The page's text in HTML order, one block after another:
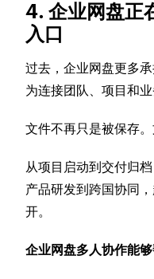
4. 企业网盘正
入口
过去，企业网盘更多
为连接团队、项目和业
文件不再只是被保存。
从项目启动到交付归
产品研发到跨国协同
开。
企业网盘多人协作能